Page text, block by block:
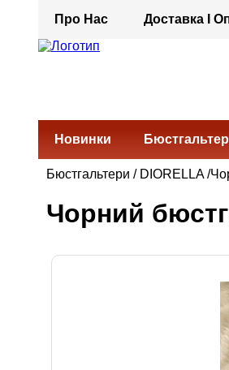
Про Нас Доставка І
Новинки
Бюстгальтери / DIORELLA/
Чорний